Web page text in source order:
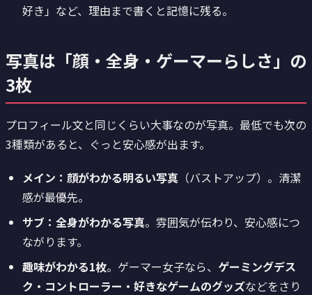
好き」など、理由まで書くと記憶に残る。
写真は「顔・全身・ゲーマーらしさ」の
3枚
プロフィール文と同じくらい大事なのが写真。最低でも次の
3種類があると、ぐっと安心感が出ます。
メイン：顔がわかる明るい写真 （バストアップ）。清潔
感が最優先。
サブ：全身がわかる写真。雰囲気が伝わり、安心感につ
ながります。
趣味がわかる1枚。ゲーマー女子なら、 ゲーミングデス
ク・コントローラー・好きなゲームのグッズなどをさり